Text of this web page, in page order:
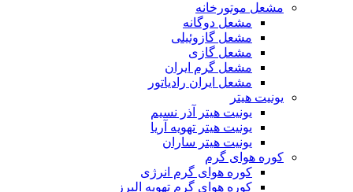
مشعل موتورخانه
مشعل دوگانه
مشعل گازوئیلی
مشعل گازی
مشعل گرم ایران
مشعل ایران رادیاتور
یونیت هیتر
یونیت هیتر آذر نسیم
یونیت هیتر تهویه آریا
یونیت هیتر ساران
کوره هوای گرم
کوره هوای گرم انرژی
کوره هوای گرم تهویه البرز